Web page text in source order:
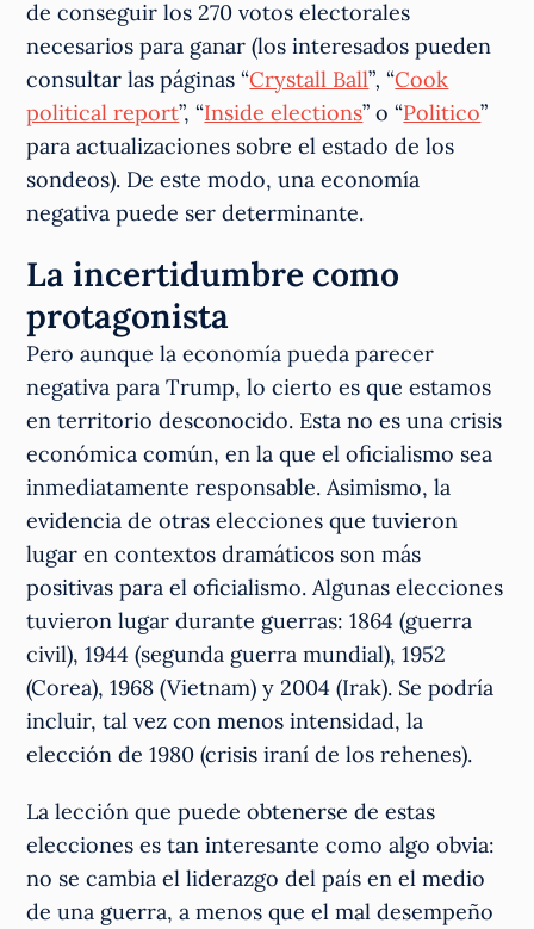
de conseguir los 270 votos electorales
necesarios para ganar (los interesados pueden
consultar las páginas “Crystall Ball”, “Cook
political report”, “Inside elections” o “Politico”
para actualizaciones sobre el estado de los
sondeos). De este modo, una economía
negativa puede ser determinante.
La incertidumbre como
protagonista
Pero aunque la economía pueda parecer
negativa para Trump, lo cierto es que estamos
en territorio desconocido. Esta no es una crisis
económica común, en la que el oficialismo sea
inmediatamente responsable. Asimismo, la
evidencia de otras elecciones que tuvieron
lugar en contextos dramáticos son más
positivas para el oficialismo. Algunas elecciones
tuvieron lugar durante guerras: 1864 (guerra
civil), 1944 (segunda guerra mundial), 1952
(Corea), 1968 (Vietnam) y 2004 (Irak). Se podría
incluir, tal vez con menos intensidad, la
elección de 1980 (crisis iraní de los rehenes).
La lección que puede obtenerse de estas
elecciones es tan interesante como algo obvia:
no se cambia el liderazgo del país en el medio
de una guerra, a menos que el mal desempeño